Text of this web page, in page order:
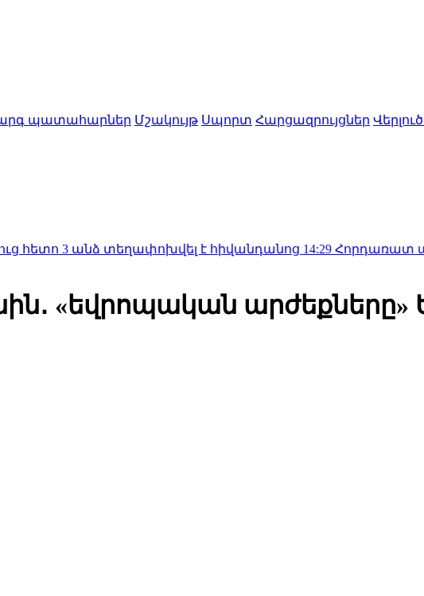
պատահարներ Մշակույթ Սպորտ Հարցազրույցներ
անձ տեղափոխվել է հիվանդանոց14:29Հորդառատ անձրև,
«եվրոպական արժեքները»